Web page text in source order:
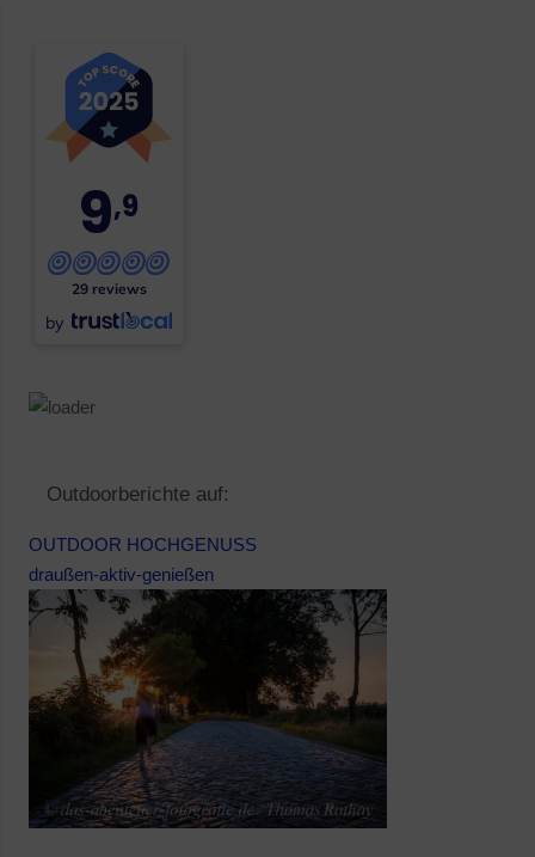
9,9
29 reviews
by
Outdoorberichte auf:
OUTDOOR HOCHGENUSS
draußen-aktiv-genießen